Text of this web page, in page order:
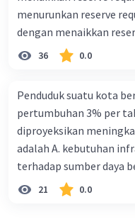
menurunkan reserve
dengan menaikkan
dengan menurunkan
Ekspansif dengan
ceteris paribus maka
bentuk kurva jumlah
dari kiri bawah ke kanan
mana bentuk kurva
uang) naik dari kiri
meningkat di mana
36 0.0
Penduduk suatu kota
pertumbuhan 3% per
diproyeksikan
adalah A. kebutuhan
terhadap sumber daya
eksponensial
memengaruhi tata
21 0.0